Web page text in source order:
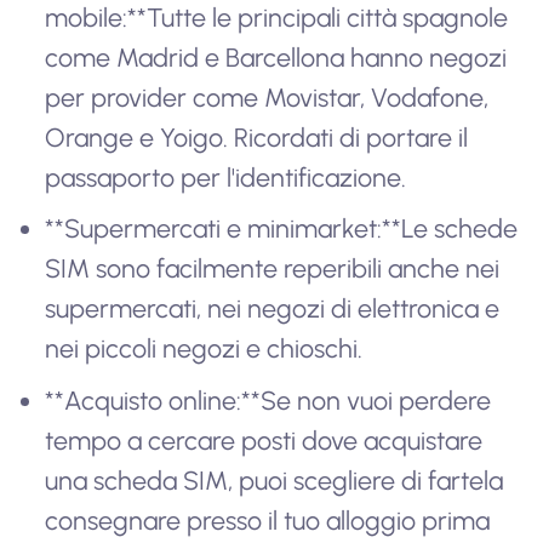
mobile:**Tutte le principali città spagnole
come Madrid e Barcellona hanno negozi
per provider come Movistar, Vodafone,
Orange e Yoigo. Ricordati di portare il
passaporto per l'identificazione.
**Supermercati e minimarket:**Le schede
SIM sono facilmente reperibili anche nei
supermercati, nei negozi di elettronica e
nei piccoli negozi e chioschi.
**Acquisto online:**Se non vuoi perdere
tempo a cercare posti dove acquistare
una scheda SIM, puoi scegliere di fartela
consegnare presso il tuo alloggio prima